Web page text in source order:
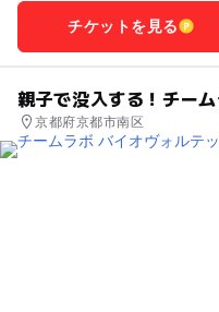
チケットを見る
親子で没入する！チー
京都府京都市南区